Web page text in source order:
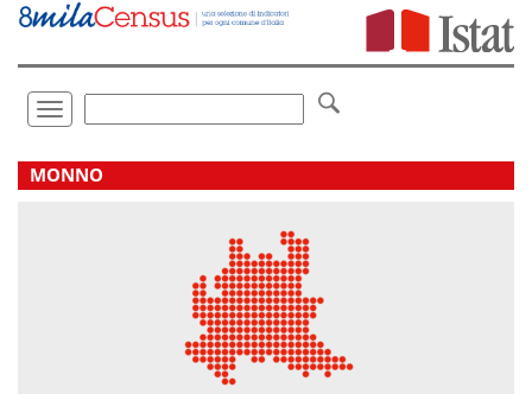
Vai
direttamente
Toggle
navigation
.
MONNO